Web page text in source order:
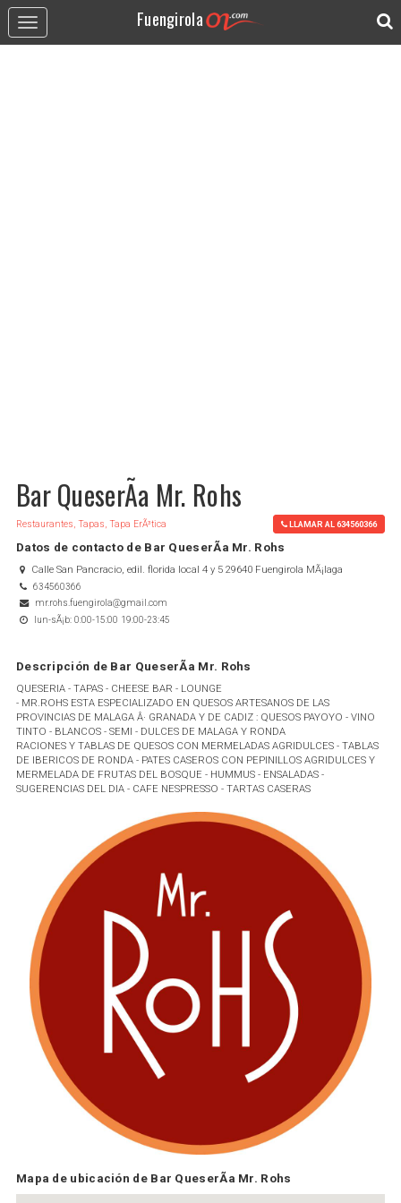
Toggle
navigation
Fuengirola
Bar QueserÃ­a Mr. Rohs
Restaurantes, Tapas, Tapa ErÃ³tica LLAMAR AL 634560366
Datos de contacto de Bar QueserÃ­a Mr. Rohs
Calle San Pancracio, edil. florida local 4 y 5 29640 Fuengirola MÃ¡laga
634560366
mr.rohs.fuengirola@gmail.com
lun-sÃ¡b: 0:00-15:00 19:00-23:45
Descripción de Bar QueserÃ­a Mr. Rohs
QUESERIA - TAPAS - CHEESE BAR - LOUNGE
- MR.ROHS ESTA ESPECIALIZADO EN QUESOS ARTESANOS DE LAS
PROVINCIAS DE MALAGA Â· GRANADA Y DE CADIZ : QUESOS PAYOYO - VINO
TINTO - BLANCOS - SEMI - DULCES DE MALAGA Y RONDA
RACIONES Y TABLAS DE QUESOS CON MERMELADAS AGRIDULCES - TABLAS
DE IBERICOS DE RONDA - PATES CASEROS CON PEPINILLOS AGRIDULCES Y
MERMELADA DE FRUTAS DEL BOSQUE - HUMMUS - ENSALADAS -
SUGERENCIAS DEL DIA - CAFE NESPRESSO - TARTAS CASERAS
Mapa de ubicación de Bar QueserÃ­a Mr. Rohs